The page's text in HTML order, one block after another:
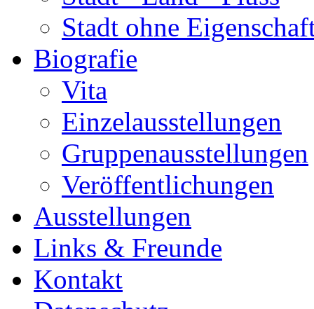
Stadt ohne
Biografie
Vita
Einzelausstellungen
Gruppenausstellungen
Veröffentlichungen
Ausstellungen
Links & Freunde
Kontakt